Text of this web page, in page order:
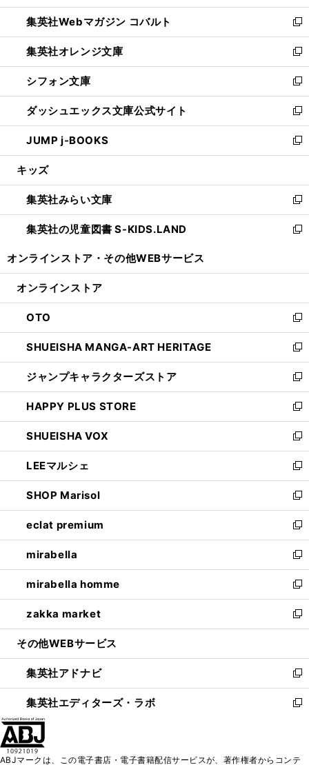
開
く
ウ
で
開
く
ン
ド
ウ
で
開
く
ウ
ィ
ン
ド
ウ
で
開
く
集英社Webマガジン コバルト
新
し
い
ウ
ィ
ン
ド
ウ
で
開
集英社オレンジ文庫
新
し
い
ウ
ィ
ン
ド
ウ
開
く
シフォン文庫
新
し
い
ウ
ィ
ン
ウ
で
開
く
ダッシュエックス文庫公式サイト
新
し
い
ウ
ン
ド
ウ
で
JUMP j-BOOKS
新
し
ウ
ィ
ン
ド
開
キッズ
集英社みらい文庫
新
し
い
ン
ウ
で
開
く
集英社の児童図書 S-KIDS.LAND
新
ウ
ン
ド
ウ
で
開
く
オンラインストア・ その他WEBサービス
オンラインストア
OTO
新
し
い
ウ
ィ
ン
ド
ウ
で
開
く
SHUEISHA MANGA-ART HERITAGE
新
し
い
ウ
ィ
ン
ド
ウ
で
開
く
ジャンプキャラクターズストア
新
し
い
ウ
ィ
ン
ド
ウ
で
開
く
HAPPY PLUS STORE
新
し
い
ウ
ィ
ン
ド
ウ
で
開
く
SHUEISHA VOX
新
し
い
ウ
ィ
ン
ド
ウ
で
開
く
LEEマルシェ
新
し
い
ウ
ィ
ン
ド
ウ
で
開
く
SHOP Marisol
新
し
い
ウ
ィ
ン
ド
ウ
で
開
eclat premium
新
し
い
ウ
ィ
ン
ド
ウ
開
く
mirabella
新
し
い
ウ
ィ
ン
ウ
で
開
く
mirabella homme
新
し
い
ウ
ン
ド
ウ
で
zakka market
新
し
ウ
ィ
ン
ド
く
その他WEBサービス
集英社アドナビ
新
し
い
ド
集英社エディターズ・ラボ
新
ABJマークは、この電子書店・電子書籍配信サービスが、著作権者からコンテ